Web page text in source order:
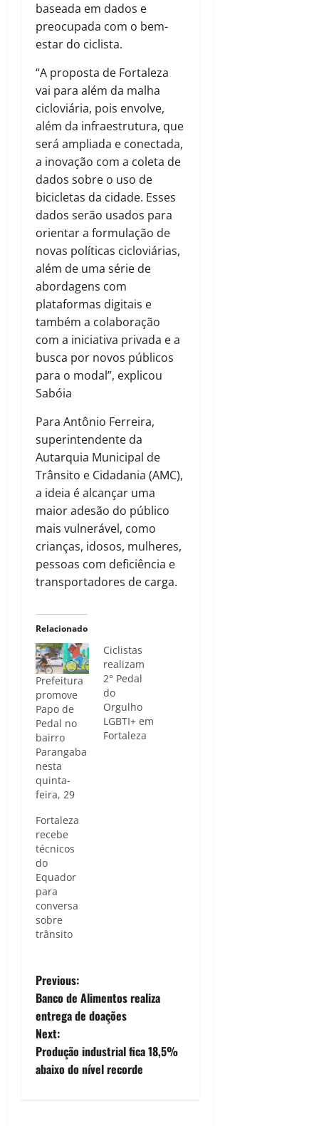
baseada em dados e
preocupada com o bem-
estar do ciclista.
“A proposta de Fortaleza
vai para além da malha
cicloviária, pois envolve,
além da infraestrutura, que
será ampliada e conectada,
a inovação com a coleta de
dados sobre o uso de
bicicletas da cidade. Esses
dados serão usados para
orientar a formulação de
novas políticas cicloviárias,
além de uma série de
abordagens com
plataformas digitais e
também a colaboração
com a iniciativa privada e a
busca por novos públicos
para o modal”, explicou
Sabóia
Para Antônio Ferreira,
superintendente da
Autarquia Municipal de
Trânsito e Cidadania (AMC),
a ideia é alcançar uma
maior adesão do público
mais vulnerável, como
crianças, idosos, mulheres,
pessoas com deficiência e
transportadores de carga.
Relacionado
Prefeitura
promove
Papo de
Pedal no
bairro
Parangaba
nesta
quinta-
feira, 29
Ciclistas
realizam
2° Pedal
do
Orgulho
LGBTI+ em
Fortaleza
Fortaleza
recebe
técnicos
do
Equador
para
conversa
sobre
trânsito
P
o
s
t
Previous:
Banco de Alimentos realiza
entrega de doações
Next:
Produção industrial fica 18,5%
abaixo do nível recorde